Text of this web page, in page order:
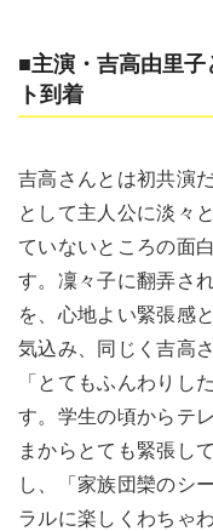
■主演・吉高由里
ト到着
吉高さんとは初共演
として主人公に淡々
ていないところの面
す。凜々子に翻弄さ
を、心地よい緊張感
気込み、同じく吉高
「とてもふんわりし
す。学生の頃からテ
まからとても緊張し
し、「家族団欒のシ
ラルに楽しくわちゃ